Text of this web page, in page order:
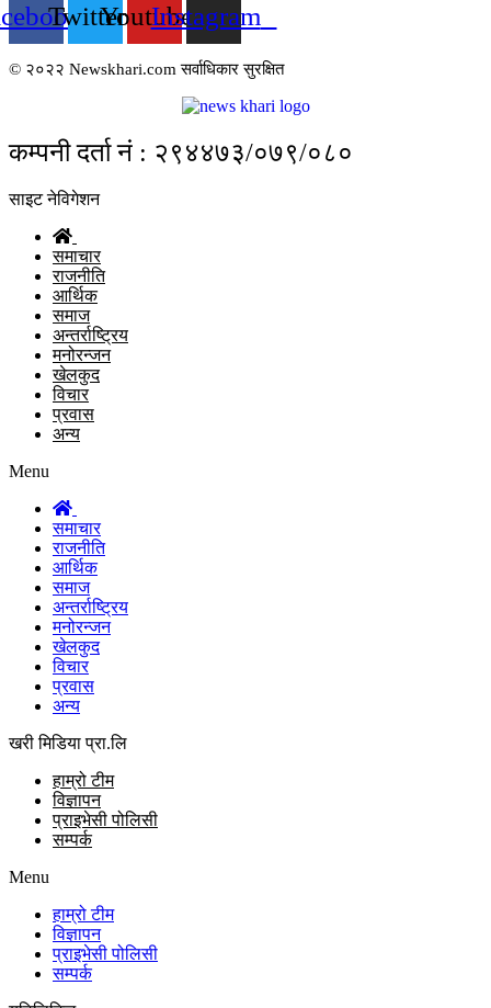
TwitterYoutubeInstagram
© २०२२ Newskhari.com सर्वाधिकार सुरक्षित
कम्पनी दर्ता नं : २९४४७३/०७९/०८०
साइट नेविगेशन
समाचार
राजनीति
आर्थिक
समाज
अन्तर्राष्ट्रिय
मनोरन्जन
खेलकुद
विचार
प्रवास
अन्य
Menu
समाचार
राजनीति
आर्थिक
समाज
अन्तर्राष्ट्रिय
मनोरन्जन
खेलकुद
विचार
प्रवास
अन्य
खरी मिडिया प्रा.लि
हाम्रो टीम
विज्ञापन
प्राइभेसी पोलिसी
सम्पर्क
Menu
हाम्रो टीम
विज्ञापन
प्राइभेसी पोलिसी
सम्पर्क